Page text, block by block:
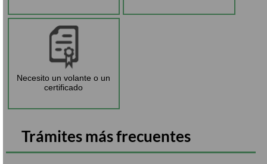
Necesito un volante o un
certificado
Trámites más frecuentes